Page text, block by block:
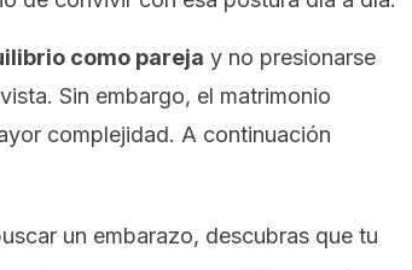
como pareja y no presionarse
Sin embargo, el matrimonio
complejidad. A continuación
un embarazo, descubras que tu